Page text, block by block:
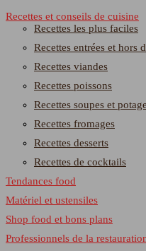
Recettes et conseils de cuisine
Recettes les plus faciles
Recettes entrées et hors
Recettes viandes
Recettes poissons
Recettes soupes et
Recettes fromages
Recettes desserts
Recettes de cocktails
Tendances food
Matériel et ustensiles
Shop food et bons plans
Professionnels de la